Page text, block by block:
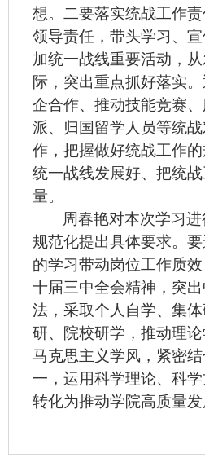
想。二要落实统战工作
领导责任，带头学习、
加统一战线重要活动，
际，突出重点抓好落实
企合作、推动技能竞赛
派、归国留学人员等统
作，把握做好统战工作
统一战线发展好、把统
量。
周春艳对本次学习
规范化提出具体要求。
的学习带动岗位工作质
十届三中全会精神，突
法，采取个人自学、集
研、院校研学，推动理
马克思主义学风，紧密
一，运用科学理论、科
转化为推动学院高质量发